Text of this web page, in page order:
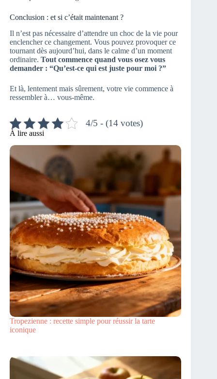
Conclusion : et si c’était maintenant ?
Il n’est pas nécessaire d’attendre un choc de la vie pour
enclencher ce changement. Vous pouvez provoquer ce
tournant dès aujourd’hui, dans le calme d’un moment
ordinaire. Tout commence quand vous osez vous
demander : “Qu’est-ce qui est juste pour moi ?”
Et là, lentement mais sûrement, votre vie commence à
ressembler à… vous-même.
4/5 - (14 votes)
À lire aussi
Tropezienne : recette simple pour réussir la tarte
iconique